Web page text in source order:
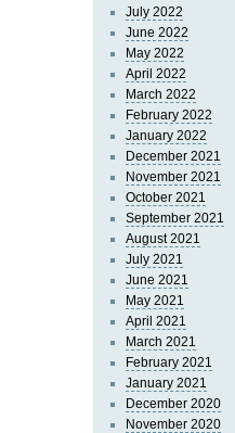
July 2022
June 2022
May 2022
April 2022
March 2022
February 2022
January 2022
December 2021
November 2021
October 2021
September 2021
August 2021
July 2021
June 2021
May 2021
April 2021
March 2021
February 2021
January 2021
December 2020
November 2020